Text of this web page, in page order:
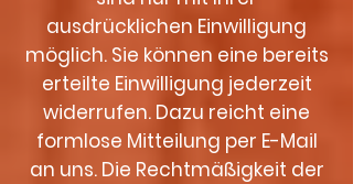
ausdrücklichen Einwilligung
möglich. Sie können eine bereits
erteilte Einwilligung jederzeit
widerrufen. Dazu reicht eine
formlose Mitteilung per E-Mail
an uns. Die Rechtmäßigkeit der